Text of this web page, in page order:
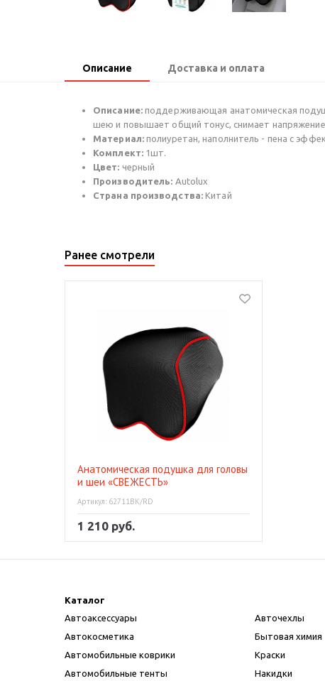
Описание Доставка и оплата
Описание:поддерживающая анатомическая
шею и повышает общий тонус, снимает
Материал: полиуретан, наполнитель - пена с
Комплект:1шт.
Цвет: черный
Производитель: Autolux
Страна производства:Китай
Ранее смотрели
Анатомическая подушка для головы
и шеи «СВЕЖЕСТЬ»
Артикул: 62711BK/RD
1 210 руб.
Каталог
Автоаксессуары
Автокосметика
Автомобильные коврики
Автомобильные тенты
Авточехлы
Бытовая химия
Краски
Накидки